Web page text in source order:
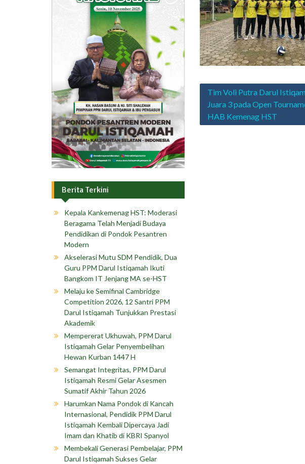
Navigasi
pos
Tim Voli Putra Darul
Juara 3 pada Open
HAB Kemenag HST
Berita Terkini
Kepala Kankemenag HST: Moderasi
Beragama Telah Menjadi Budaya
Pendidikan di Pondok Pesantren
Modern
Akselerasi Mutu SDM Pendidik, Dua
Guru PPM Darul Istiqamah Ikuti
Bangkom IT Jenjang MA se-HST
Melaju ke Semifinal Cambridge
Competition 2026, 12 Santri PPM
Darul Istiqamah Tunjukkan Prestasi
Akademik
Mempererat Ukhuwah, PPM Darul
Istiqamah Gelar Penyembelihan
Hewan Kurban 1447 H
Semangat Integritas, PPM Darul
Istiqamah Resmi Gelar Asesmen
Sumatif Akhir Tahun 2026
Harumkan Nama Pondok di Kancah
Internasional, Pendidik PPM Darul
Istiqamah Kembali Dipercaya Jadi
Imam dan Khatib di KBRI Spanyol
Membekali Generasi Pembelajar, PPM
Darul Istiqamah Sukses Gelar